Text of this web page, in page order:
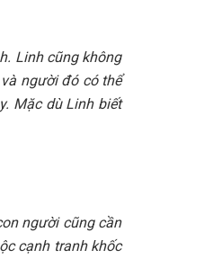
Linh cũng không
người đó có thể
Mặc dù Linh biết
người cũng cần
cạnh tranh khốc